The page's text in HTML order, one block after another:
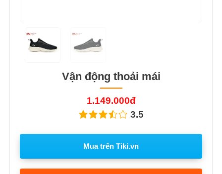
Vận động thoải mái
1.149.000đ
3.5
Mua trên Tiki.vn